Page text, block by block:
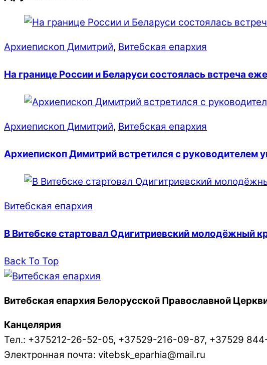
Архиепископ Димитрий, Витебская епархия
На границе России и Беларуси состоялась встреча
Архиепископ Димитрий, Витебская епархия
Архиепископ Димитрий встретился с руководителем
Витебская епархия
В Витебске стартовал Одигитриевский молодёжный
Back To Top
Витебская епархия Белорусской Православной
Канцелярия
Тел.: +375212-26-52-05, +37529-216-09-87, +37529
Электронная почта: vitebsk_eparhia@mail.ru